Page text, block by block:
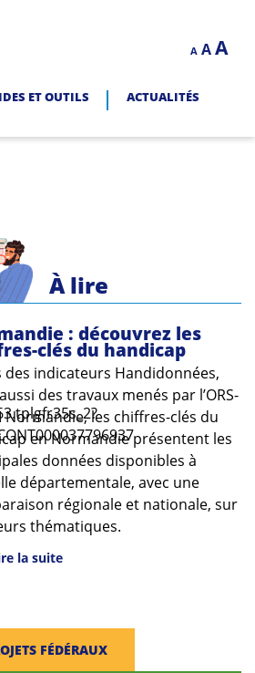
A
Decrease
font
A Reset
A
ET OUTILS
ACTUALITÉS
À lire
: découvrez les
clés du handicap
des indicateurs Handidonnées,
des travaux menés par l’ORS-
Normandie, les chiffres-clés du
en Normandie présentent les
données disponibles à
départementale, avec une
régionale et nationale, sur
thématiques.
la suite
FÉDÉRAUX